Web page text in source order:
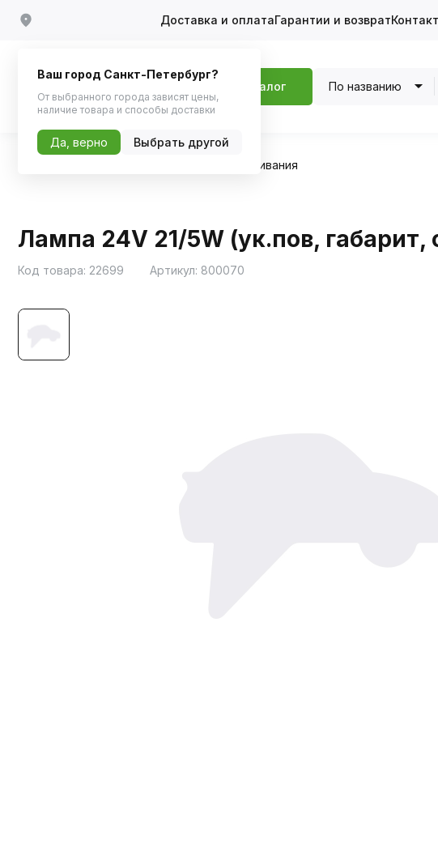
Доставка и оплатаГарантии и возврат
Каталог По названию
Лампы накаливания
Лампа 24V 21/5W (ук.пов, габарит,
Код товара: 22699 Артикул: 800070
Ваш город Санкт-Петербург?
От выбранного города зависят цены,
наличие товара и способы доставки
Да, верно Выбрать другой